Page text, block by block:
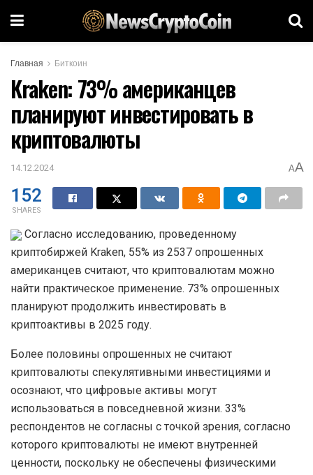
Главная Биткоин
Kraken: 73% американцев
планируют инвестировать в
криптовалюты
14.12.2024 AA
152
SHARES
Согласно исследованию, проведенному
криптобиржей Kraken, 55% из 2537 опрошенных
американцев считают, что криптовалютам можно
найти практическое применение. 73% опрошенных
планируют продолжить инвестировать в
криптоактивы в 2025 году.
Более половины опрошенных не считают
криптовалюты спекулятивными инвестициями и
осознают, что цифровые активы могут
использоваться в повседневной жизни. 33%
респондентов не согласны с точкой зрения, согласно
которого криптовалюты не имеют внутренней
ценности, поскольку не обеспечены физическими